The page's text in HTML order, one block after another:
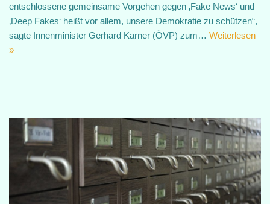
entschlossene gemeinsame Vorgehen gegen ‚Fake News‘ und
‚Deep Fakes‘ heißt vor allem, unsere Demokratie zu schützen“,
sagte Innenminister Gerhard Karner (ÖVP) zum… Weiterlesen
»